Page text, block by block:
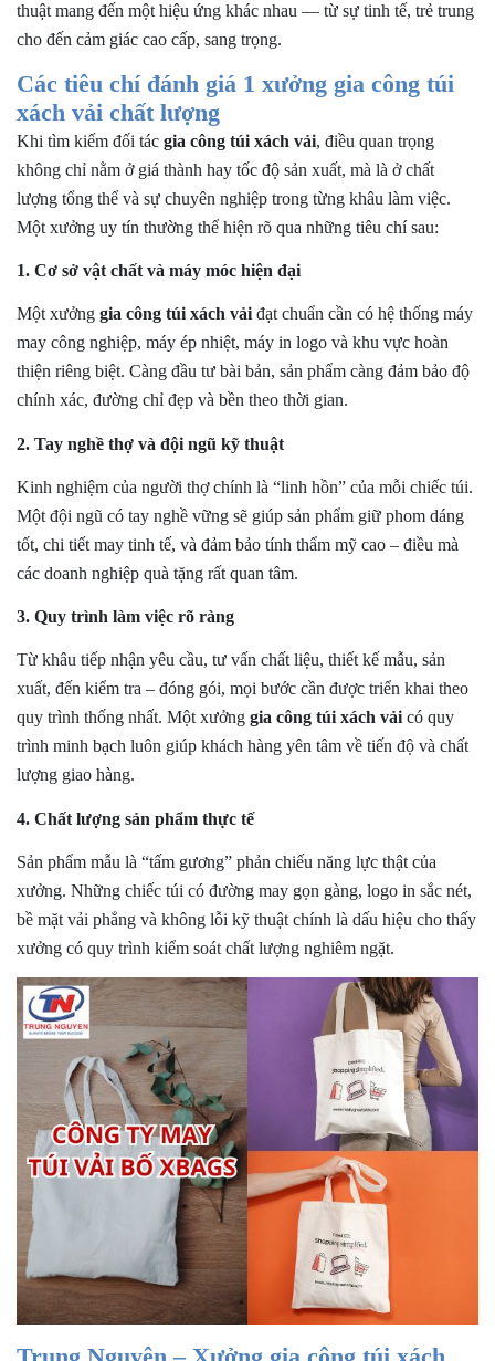
thuật mang đến một hiệu ứng khác nhau — từ sự tinh tế, trẻ trung
cho đến cảm giác cao cấp, sang trọng.
Các tiêu chí đánh giá 1 xưởng gia công túi
xách vải chất lượng
Khi tìm kiếm đối tác gia công túi xách vải, điều quan trọng
không chỉ nằm ở giá thành hay tốc độ sản xuất, mà là ở chất
lượng tổng thể và sự chuyên nghiệp trong từng khâu làm việc.
Một xưởng uy tín thường thể hiện rõ qua những tiêu chí sau:
1. Cơ sở vật chất và máy móc hiện đại
Một xưởng gia công túi xách vải đạt chuẩn cần có hệ thống máy
may công nghiệp, máy ép nhiệt, máy in logo và khu vực hoàn
thiện riêng biệt. Càng đầu tư bài bản, sản phẩm càng đảm bảo độ
chính xác, đường chỉ đẹp và bền theo thời gian.
2. Tay nghề thợ và đội ngũ kỹ thuật
Kinh nghiệm của người thợ chính là “linh hồn” của mỗi chiếc túi.
Một đội ngũ có tay nghề vững sẽ giúp sản phẩm giữ phom dáng
tốt, chi tiết may tinh tế, và đảm bảo tính thẩm mỹ cao – điều mà
các doanh nghiệp quà tặng rất quan tâm.
3. Quy trình làm việc rõ ràng
Từ khâu tiếp nhận yêu cầu, tư vấn chất liệu, thiết kế mẫu, sản
xuất, đến kiểm tra – đóng gói, mọi bước cần được triển khai theo
quy trình thống nhất. Một xưởng gia công túi xách vảicó quy
trình minh bạch luôn giúp khách hàng yên tâm về tiến độ và chất
lượng giao hàng.
4. Chất lượng sản phẩm thực tế
Sản phẩm mẫu là “tấm gương” phản chiếu năng lực thật của
xưởng. Những chiếc túi có đường may gọn gàng, logo in sắc nét,
bề mặt vải phẳng và không lỗi kỹ thuật chính là dấu hiệu cho thấy
xưởng có quy trình kiểm soát chất lượng nghiêm ngặt.